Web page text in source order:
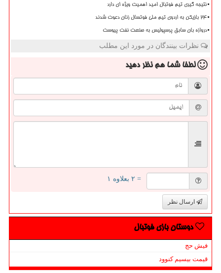
نتیجه گیری تیم فوتبال امید اهمیت ویژه ای دارد
۲۴ بازیکن به اردوی تیم ملی فوتسال زنان دعوت شدند
دروازه بان سابق پرسپولیس به صنعت نفت پیوست
نظرات بینندگان در مورد این مطلب
لطفا شما همنظر دهید
= ۲ بعلاوه ۱
ارسال نظر
دوستان بازی فوتبال
فیش حج
قیمت بیسیم کنوود